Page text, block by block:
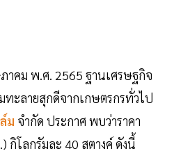
คม พ.ศ. 2565 ฐานเศรษฐกิจ
ทะลายสุกดีจากเกษตรกรทั่วไป
ม จำกัด ประกาศ พบว่าราคา
โลกรัมละ 40 สตางค์ ดังนี้